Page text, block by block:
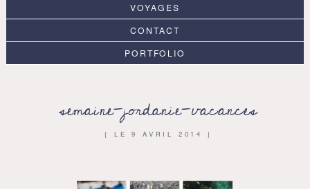
VOYAGES
CONTACT
PORTFOLIO
semaine-jordanie-vacances
{ LE9 AVRIL 2014 }